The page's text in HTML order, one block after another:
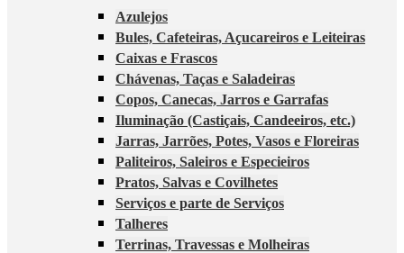
Azulejos
Bules, Cafeteiras, Açucareiros e Leiteiras
Caixas e Frascos
Chávenas, Taças e Saladeiras
Copos, Canecas, Jarros e Garrafas
Iluminação (Castiçais, Candeeiros, etc.)
Jarras, Jarrões, Potes, Vasos e Floreiras
Paliteiros, Saleiros e Especieiros
Pratos, Salvas e Covilhetes
Serviços e parte de Serviços
Talheres
Terrinas, Travessas e Molheiras